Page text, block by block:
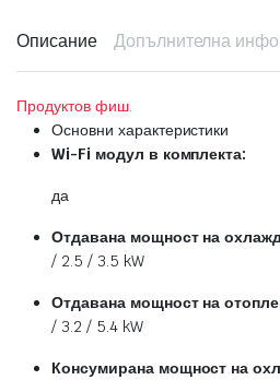
Описание Допълнителна
Продуктов фиш.
Основни характеристики
Wi-Fi модул в комплекта:
да
Отдавана мощност на
/ 2.5 / 3.5 kW
Отдавана мощност на
/ 3.2 / 5.4 kW
Консумирана мощност на